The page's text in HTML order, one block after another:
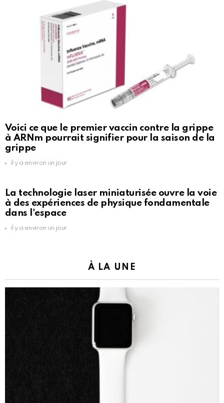
Voici ce que le premier vaccin contre la grippe
à ARNm pourrait signifier pour la saison de la
grippe
il y a environ un jour
La technologie laser miniaturisée ouvre la voie
à des expériences de physique fondamentale
dans l'espace
il y a environ un jour
À LA UNE